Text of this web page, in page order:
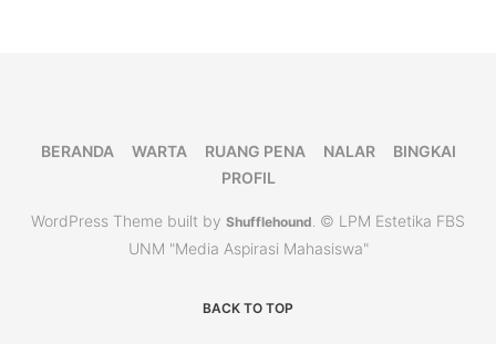
BERANDA WARTA RUANG PENA NALAR
BINGKAI
PROFIL
WordPress Theme built by Shufflehound. © LPM Estetika FBS
UNM "Media Aspirasi Mahasiswa"
BACK TO TOP